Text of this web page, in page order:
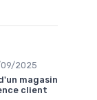
2025
magasin
client